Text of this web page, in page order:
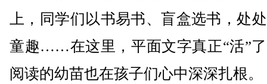
上，同学们以书易书、盲盒选书，处
童趣……在这里，平面文字真正“活”
阅读的幼苗也在孩子们心中深深扎根。